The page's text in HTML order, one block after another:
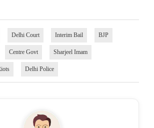
Delhi Court Interim Bail BJP
Centre Govt Sharjeel Imam
Delhi Police